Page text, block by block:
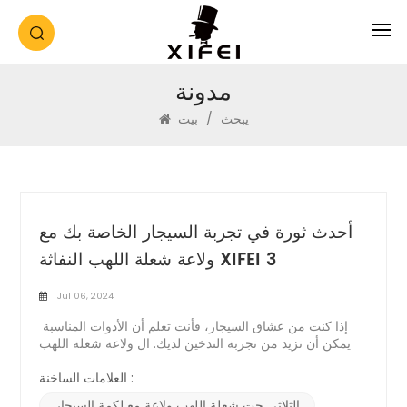
مدونة
/ يبحث
أحدث ثورة في تجربة السيجار الخاصة بك مع
ولاعة شعلة اللهب النفاثة XIFEI 3
Jul 06, 2024
يمكن أن تزيد من تجربة التدخين لديك. ال ولاعة شعلة اللهب
تجمع هذه الولاعة بين التكنولوجيا المتقدمة والبنية القوية
والتصميم الأنيق، وهي أمر لا بد منه لكل محبي السيجار. وإليك
العلامات الساخنة :